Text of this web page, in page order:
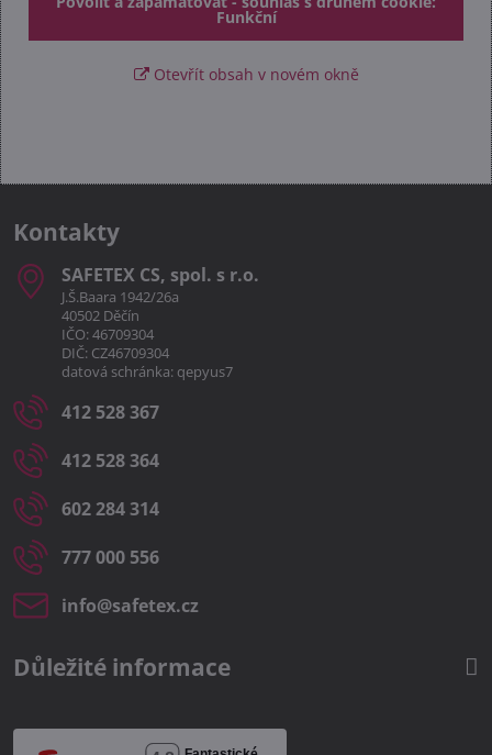
Funkční
Otevřít obsah v novém okně
Kontakty
SAFETEX CS, spol​. s r​.o​.
J.Š.Baara 1942/26a
40502 Děčín
IČO: 46709304
DIČ: CZ46709304
datová schránka: qepyus7
412 528 367
412 528 364
602 284 314
777 000 556
info​@safetex​.cz
Důležité informace